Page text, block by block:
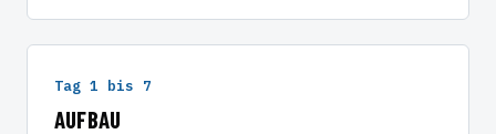
Tag 1 bis 7
AUFBAU